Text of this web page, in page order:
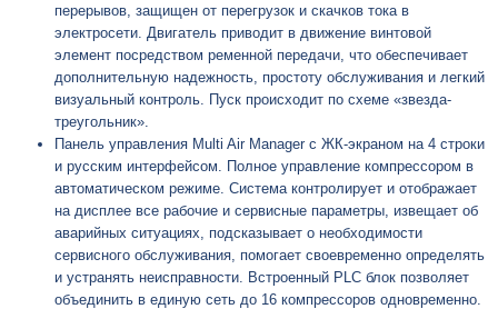
перерывов, защищен от перегрузок и скачков тока в
электросети. Двигатель приводит в движение винтовой
элемент посредством ременной передачи, что обеспечивает
дополнительную надежность, простоту обслуживания и легкий
визуальный контроль. Пуск происходит по схеме «звезда-
треугольник».
Панель управления Multi Air Manager с ЖК-экраном на 4 строки
и русским интерфейсом. Полное управление компрессором в
автоматическом режиме. Система контролирует и отображает
на дисплее все рабочие и сервисные параметры, извещает об
аварийных ситуациях, подсказывает о необходимости
сервисного обслуживания, помогает своевременно определять
и устранять неисправности. Встроенный PLC блок позволяет
объединить в единую сеть до 16 компрессоров одновременно.